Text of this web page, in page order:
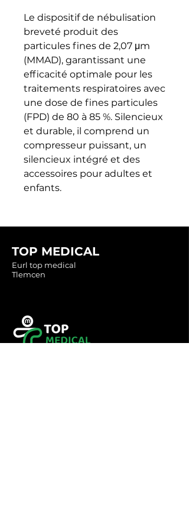
Le dispositif de nébulisation
breveté produit des
particules fines de 2,07 μm
(MMAD), garantissant une
efficacité optimale pour les
traitements respiratoires avec
une dose de fines particules
(FPD) de 80 à 85 %. Silencieux
et durable, il comprend un
compresseur puissant, un
silencieux intégré et des
accessoires pour adultes et
enfants.
TOP MEDICAL
Eurl top medical
Tlemcen